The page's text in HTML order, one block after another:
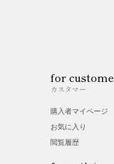
for
カスタマー
購入者マイページ
お気に入り
閲覧履歴